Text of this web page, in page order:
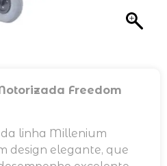
Freedom
da linha Millenium
design elegante, que